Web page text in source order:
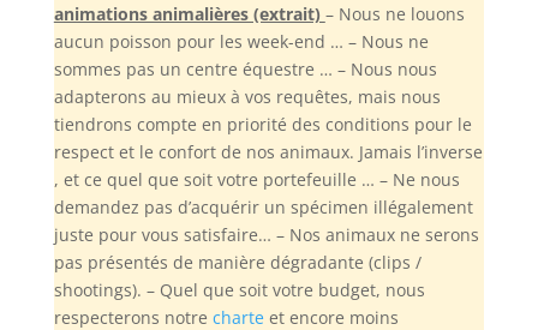
animations animalières (extrait) – Nous ne louons
aucun poisson pour les week-end … – Nous ne
sommes pas un centre équestre … – Nous nous
adapterons au mieux à vos requêtes, mais nous
tiendrons compte en priorité des conditions pour le
respect et le confort de nos animaux. Jamais l’inverse
, et ce quel que soit votre portefeuille … – Ne nous
demandez pas d’acquérir un spécimen illégalement
juste pour vous satisfaire… – Nos animaux ne serons
pas présentés de manière dégradante (clips /
shootings). – Quel que soit votre budget, nous
respecterons notre charteet encore moins